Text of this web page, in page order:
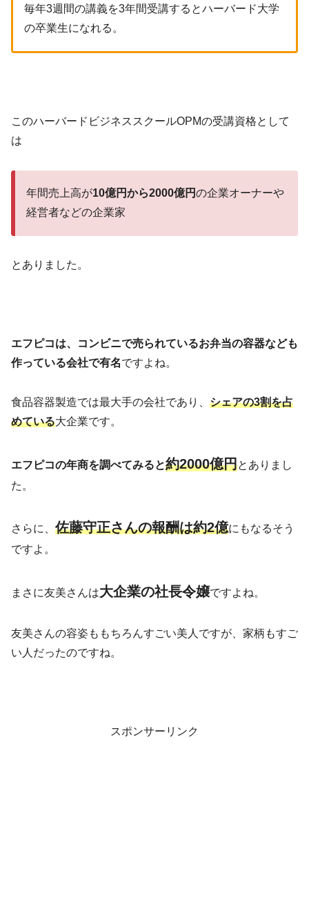
毎年3週間の講義を3年間受講するとハーバード大学
の卒業生になれる。
このハーバードビジネススクールOPMの受講資格として
は
年間売上高が10億円から2000億円の企業オーナーや
経営者などの企業家
とありました。
エフピコは、コンビニで売られているお弁当の容器なども
作っている会社で有名ですよね。
食品容器製造では最大手の会社であり、 シェアの3割を占
めている大企業です。
エフピコの年商を調べてみると約2000億円とありまし
た。
さらに、 佐藤守正さんの報酬は約2億にもなるそう
ですよ。
まさに友美さんは大企業の社長令嬢ですよね。
友美さんの容姿ももちろんすごい美人ですが、家柄もすご
い人だったのですね。
スポンサーリンク